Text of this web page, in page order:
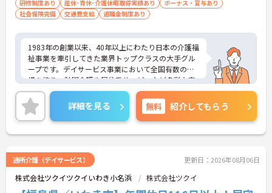
研修制度あり 産休･育休･介護休暇取得実績あり
ボーナス・賞与あり
社会保険完備
交通費支給 退職金制度あり
1983年の創業以来、40年以上にわたり日本の介護福
祉事業を牽引してきた業界トップクラスの大手グル
ープです。デイサービス事業において全国有数の規
模を誇り、訪問介護や居住系サービスなど多彩な事
業を展開することで、地域のあらゆるニーズにワン
ストップで応える体制を確立しています。ダイバー
シティ経営を積極的に推進し、多様な人材が能力を
発揮できる職場環境の構築に注力している点も大き
な特色です。また、大規模災害を見据えたBCP（事
ンの運用など、お客様と従業員の双方を守るリスク
マネジメントも徹底されています。今後は、ご家族
がオンラインで情報を確認できるシステムや、AIを
活用した相談サービスの導入など、IT技術を積極的
詳細を見る 無料 紹介してもらう
通所介護（デイサービス） 更新日：2026年08月06日
株式会社ツクイツクイいわき小名浜 株式会社ツクイ